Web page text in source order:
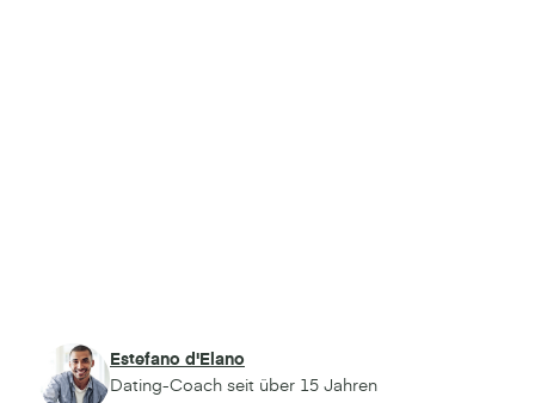
Estefano d'Elano
Dating-Coach seit über 15 Jahren